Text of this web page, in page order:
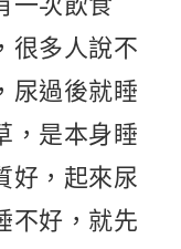
很多人說不
尿過後就睡
，是本身睡
好，起來尿
不好，就先